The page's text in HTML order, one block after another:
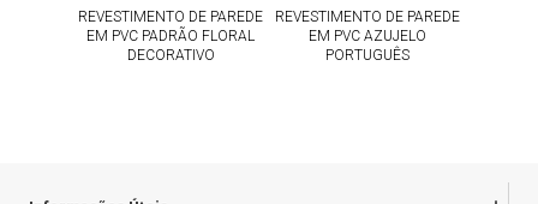
REVESTIMENTO DE PAREDE
EM PVC PADRÃO FLORAL
DECORATIVO
REVESTIMENTO DE PAREDE
EM PVC AZUJELO
PORTUGUÊS